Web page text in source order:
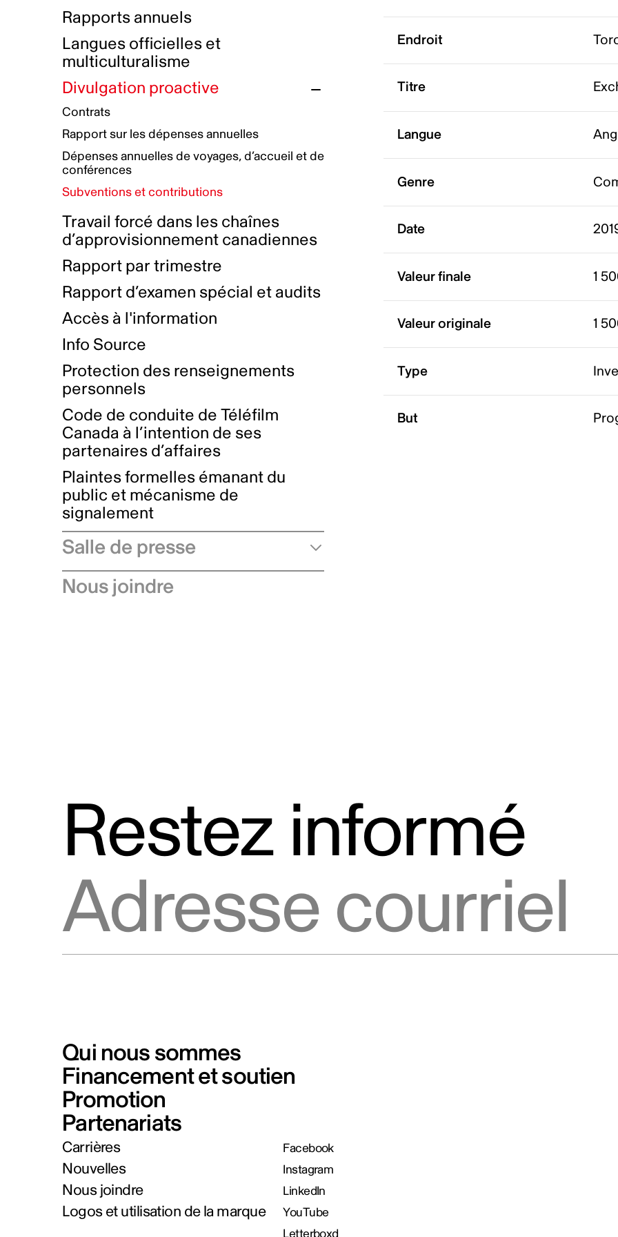
Initiatives autochtones
Plan de réconciliation autochtone
Groupe de travail autochtone
Principes directeurs sur le
harcèlement
Plan d’action pour la parité
Plan d'équité, de diversité,
d'inclusion et d'accessibilité
Boîte à outils pour le récit authentique
Collecte de données et l’auto-identification
Plan d'accessibilité
Rémunération et avantages
Prix et certifications
Nos valeurs d’entreprise
Rapports annuels
Langues officielles et
multiculturalisme
Divulgation proactive
Contrats
Rapport sur les dépenses annuelles
Dépenses annuelles de voyages, d’accueil et de
conférences
Subventions et contributions
Travail forcé dans les chaînes
d’approvisionnement canadiennes
Rapport par trimestre
Rapport d’examen spécial et audits
Accès à l'information
Info Source
Protection des renseignements
personnels
Code de conduite de Téléfilm
Canada à l’intention de ses
partenaires d’affaires
Plaintes formelles émanant du
public et mécanisme de
signalement
Salle de presse
Communiqués de presse
Nous joindre
Endroit
Titre
Langue
Genre
Date
Valeur finale 1
Valeur originale 1
Type
But
Restez informé
Qui nous sommes
Financement et soutien
Promotion
Partenariats
Carrières
Nouvelles
Nous joindre
Logos et utilisation de la marque
Facebook
Instagram
LinkedIn
YouTube
Letterboxd